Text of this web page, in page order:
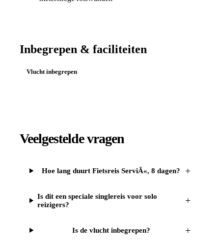
Inbegrepen & faciliteiten
Vlucht inbegrepen
Veelgestelde vragen
Hoe lang duurt Fietsreis ServiÃ«, 8 dagen? +
Is dit een speciale singlereis voor solo
reizigers?
+
Is de vlucht inbegrepen? +